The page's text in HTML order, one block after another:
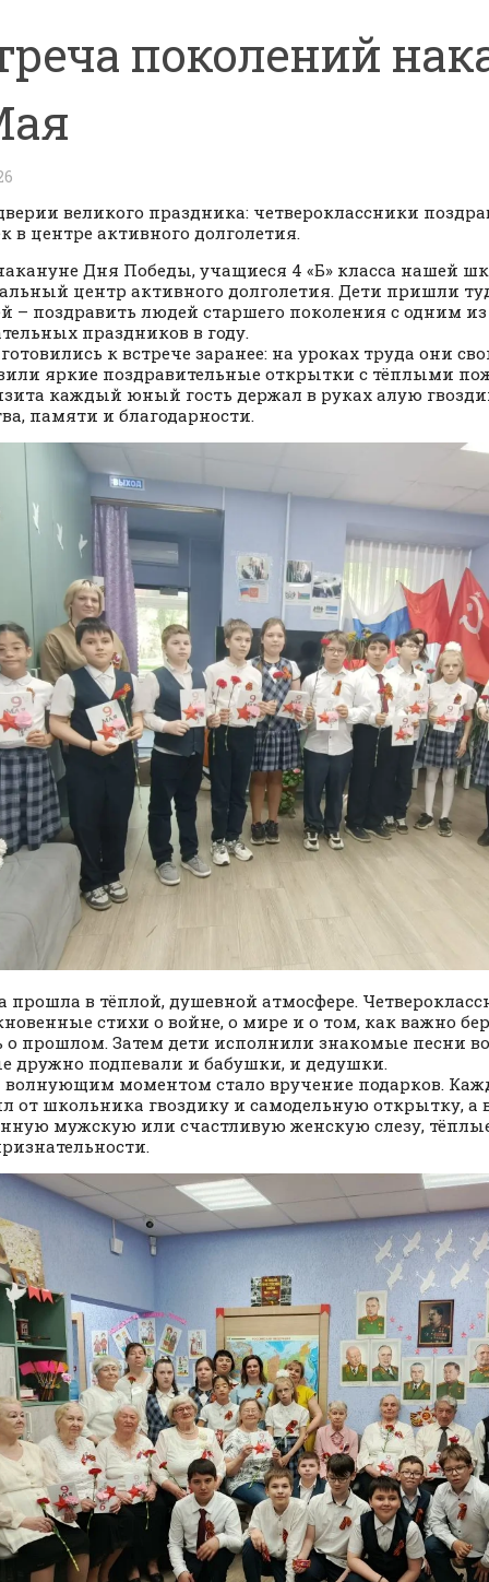
поколений
великого праздника: четвероклассники
в центре активного долголетия.
Дня Победы, учащиеся 4 «Б» класса нашей
центр активного долголетия. Дети пришли
– поздравить людей старшего поколения с одним
праздников в году.
к встрече заранее: на уроках труда они
яркие поздравительные открытки с тёплыми
каждый юный гость держал в руках алую
памяти и благодарности.
прошла в тёплой, душевной атмосфере.
стихи о войне, о мире и о том, как важно
о прошлом. Затем дети исполнили знакомые песни
дружно подпевали и бабушки, и дедушки.
моментом стало вручение подарков.
от школьника гвоздику и самодельную открытку, а
мужскую или счастливую женскую слезу,